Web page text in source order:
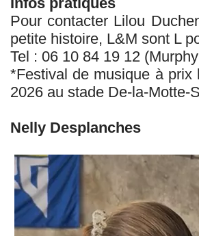
Pour contacter Lilou
petite histoire, L&M sont L
Tel : 06 10 84 19 12
*Festival de musique à
2026 au stade De-la-Motte-
Nelly Desplanches